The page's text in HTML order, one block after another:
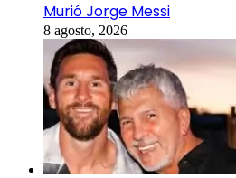
Murió Jorge Messi
8 agosto, 2026